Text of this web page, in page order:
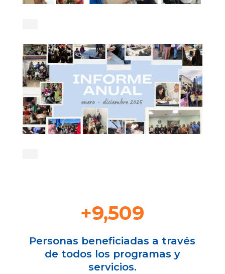
+9,509
Personas beneficiadas a través
de todos los programas y
servicios.